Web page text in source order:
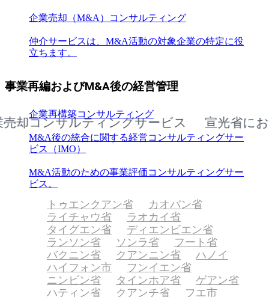
企業売却（M&A）コンサルティング
仲介サービスは、M&A活動の対象企業の特定に役
立ちます。
事業再編およびM&A後の経営管理
企業再構築コンサルティング
M&A後の統合に関する経営コンサルティングサー
ビス（IMO）
M&A活動のための事業評価コンサルティングサー
ビス。
サルティングサービス 宣光省における
トゥエンクアン省
カオバン省
ライチャウ省
ラオカイ省
タイグエン省
ディエンビエン省
ランソン省
ソンラ省
フート省
バクニン省
クアンニン省
ハノイ
ハイフォン市
フンイエン省
ニンビン省
タインホア省
ゲアン省
ハティン省
クアンチ省 フエ市